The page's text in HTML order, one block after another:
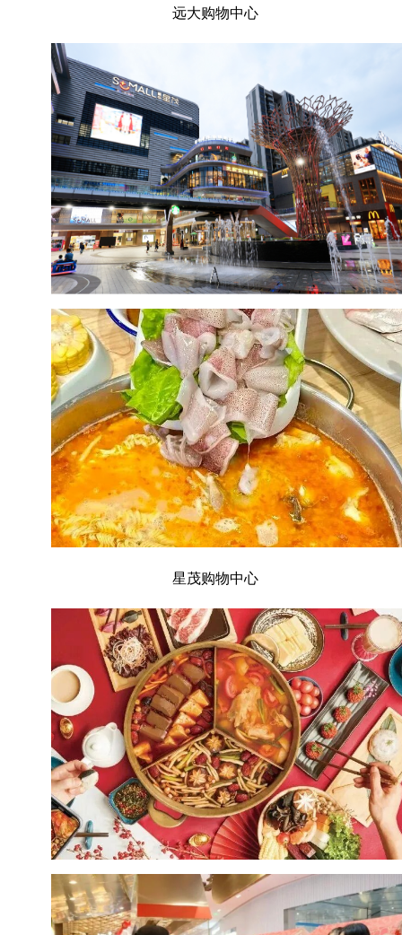
远大购物中心
星茂购物中心